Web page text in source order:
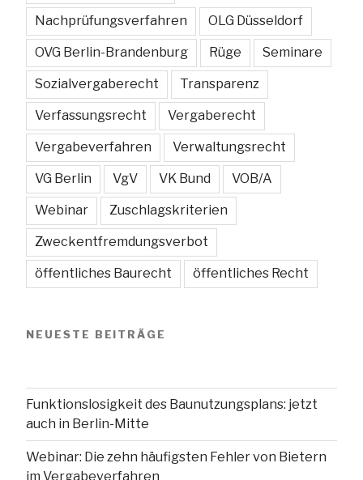
Nachprüfungsverfahren OLG Düsseldorf
OVG Berlin-Brandenburg Rüge Seminare
Sozialvergaberecht Transparenz
Verfassungsrecht Vergaberecht
Vergabeverfahren Verwaltungsrecht
VG Berlin VgV VK Bund VOB/A
Webinar Zuschlagskriterien
Zweckentfremdungsverbot
öffentliches Baurecht öffentliches Recht
NEUESTE BEITRÄGE
Funktionslosigkeit des Baunutzungsplans: jetzt
auch in Berlin-Mitte
Webinar: Die zehn häufigsten Fehler von Bietern
im Vergabeverfahren